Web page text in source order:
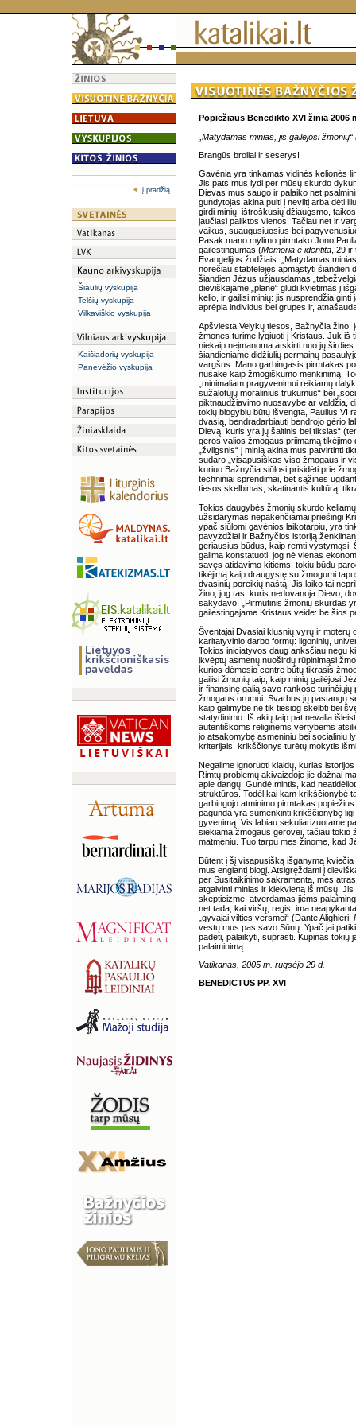
į pradžią
Šiaulių vyskupija
Telšių vyskupija
Vilkaviškio vyskupija
Kaišiadorių vyskupija
Panevėžio vyskupija
Popiežiaus Benedikto XVI žinia 2006
„Matydamas minias, jis gailėjosi
Brangūs broliai ir seserys!
Gavėnia yra tinkamas vidinės kelionės
Jis pats mus lydi per mūsų skurdo
Dievas mus saugo ir palaiko net
gundytojas akina pulti į neviltį arba dėti
girdi minių, ištroškusių džiaugsmo,
jaučiasi paliktos vienos. Tačiau net ir
vaikus, suaugusiuosius bei
Pasak mano mylimo pirmtako Jono
gailestingumas (Memoria e identita , 29
Evangelijos žodžiais: „Matydamas
norėčiau stabtelėjęs apmąstyti šiandien
šiandien Jėzus užjausdamas
dieviškajame „plane“ glūdi kvietimas į
kelio, ir gailisi minių: jis nusprendžia
aprėpia individus bei grupes ir,
Apšviesta Velykų tiesos, Bažnyčia žino,
žmones turime lygiuoti į Kristaus. Juk iš
niekaip neįmanoma atskirti nuo jų
šiandieniame didžiulių permainų
vargšus. Mano garbingasis pirmtakas
nusakė kaip žmogiškumo menkinimą.
„minimaliam pragyvenimui reikiamų
sužalotųjų moralinius trūkumus“ bei
piktnaudžiavimo nuosavybe ar valdžia,
tokių blogybių būtų išvengta, Paulius VI
dvasią, bendradarbiauti bendrojo gėrio
Dievą, kuris yra jų šaltinis bei tikslas“
geros valios žmogaus priimamą
„žvilgsnis“ į minią akina mus patvirtinti
sudaro „visapusiškas viso žmogaus ir
kuriuo Bažnyčia siūlosi prisidėti prie
techniniai sprendimai, bet sąžines
tiesos skelbimas, skatinantis kultūrą,
Tokios daugybės žmonių skurdo
užsidarymas nepakenčiamai priešingi
ypač siūlomi gavėnios laikotarpiu, yra
pavyzdžiai ir Bažnyčios istoriją
geriausius būdus, kaip remti vystymąsi.
galima konstatuoti, jog nė vienas
savęs atidavimo kitiems, tokiu būdu
tikėjimą kaip draugystę su žmogumi
dvasinių poreikių naštą. Jis laiko tai
žino, jog tas, kuris nedovanoja Dievo,
sakydavo: „Pirmutinis žmonių skurdas
gailestingajame Kristaus veide: be šios
Šventajai Dvasiai klusnių vyrų ir
karitatyvinio darbo formų: ligoninių,
Tokios iniciatyvos daug anksčiau negu
įkvėptų asmenų nuoširdų rūpinimąsi
kurios dėmesio centre būtų tikrasis
gailisi žmonių taip, kaip minių gailėjosi
ir finansinę galią savo rankose
žmogaus orumui. Svarbus jų pastangų
kaip galimybė ne tik tiesiog skelbti bei
statydinimo. Iš akių taip pat nevalia
autentiškoms religinėms vertybėms
jo atsakomybę asmeniniu bei socialiniu
kriterijais, krikščionys turėtų mokytis
Negalime ignoruoti klaidų, kurias
Rimtų problemų akivaizdoje jie dažnai
apie dangų. Gundė mintis, kad
struktūros. Todėl kai kam krikščionybė
garbingojo atminimo pirmtakas
pagunda yra sumenkinti krikščionybę
gyvenimą. Vis labiau sekuliarizuotame
siekiama žmogaus gerovei, tačiau tokio
matmeniu. Tuo tarpu mes žinome, kad
Būtent į šį visapusišką išganymą
mus engiantį blogį. Atsigręždami į
per Susitaikinimo sakramentą, mes
atgaivinti minias ir kiekvieną iš mūsų.
skepticizme, atverdamas jiems
net tada, kai viršų, regis, ima
„gyvajai vilties versmei“ (Dante Alighieri.
vestų mus pas savo Sūnų. Ypač jai
padėti, palaikyti, suprasti. Kupinas tokių
palaiminimą.
Vatikanas, 2005 m. rugsėjo 29 d.
BENEDICTUS PP. XVI